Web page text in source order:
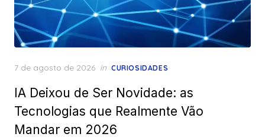
Posted
7 de agosto de 2026 in CURIOSIDADES
IA Deixou de Ser Novidade: as
Tecnologias que Realmente Vão
Mandar em 2026